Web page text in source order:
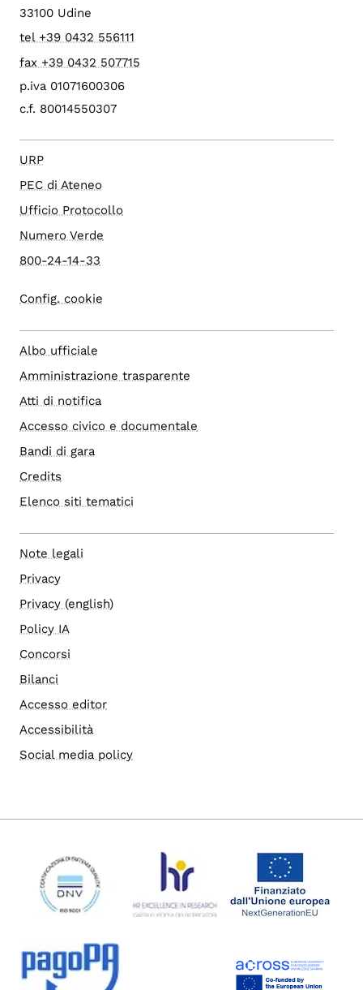
33100 Udine
tel +39 0432 556111
fax +39 0432 507715
p.iva 01071600306
c.f. 80014550307
URP
PEC di Ateneo
Ufficio Protocollo
Numero Verde
800-24-14-33
Config. cookie
Albo ufficiale
Amministrazione trasparente
Atti di notifica
Accesso civico e documentale
Bandi di gara
Credits
Elenco siti tematici
Note legali
Privacy
Privacy (english)
Policy IA
Concorsi
Bilanci
Accesso editor
Accessibilità
Social media policy